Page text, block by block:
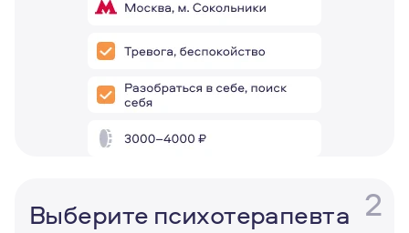
2
Выберите психотерапевта